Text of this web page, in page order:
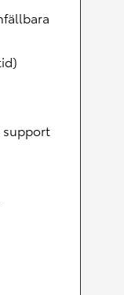
support